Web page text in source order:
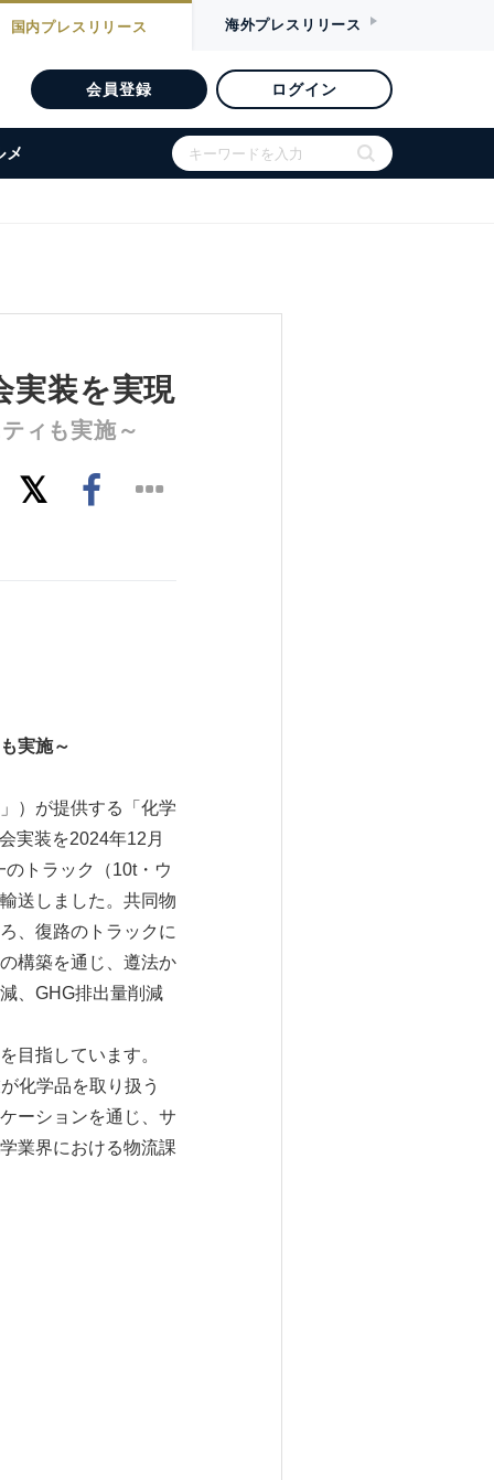
国内プレスリリース 海外プレスリリース
会員登録 ログイン
メ
実装を実現
ィも実施～
実施～
）が提供する「化学
実装を2024年12月
トラック（10t・ウ
送しました。共同物
、復路のトラックに
構築を通じ、遵法か
、GHG排出量削減
目指しています。
化学品を取り扱う
ーションを通じ、サ
業界における物流課